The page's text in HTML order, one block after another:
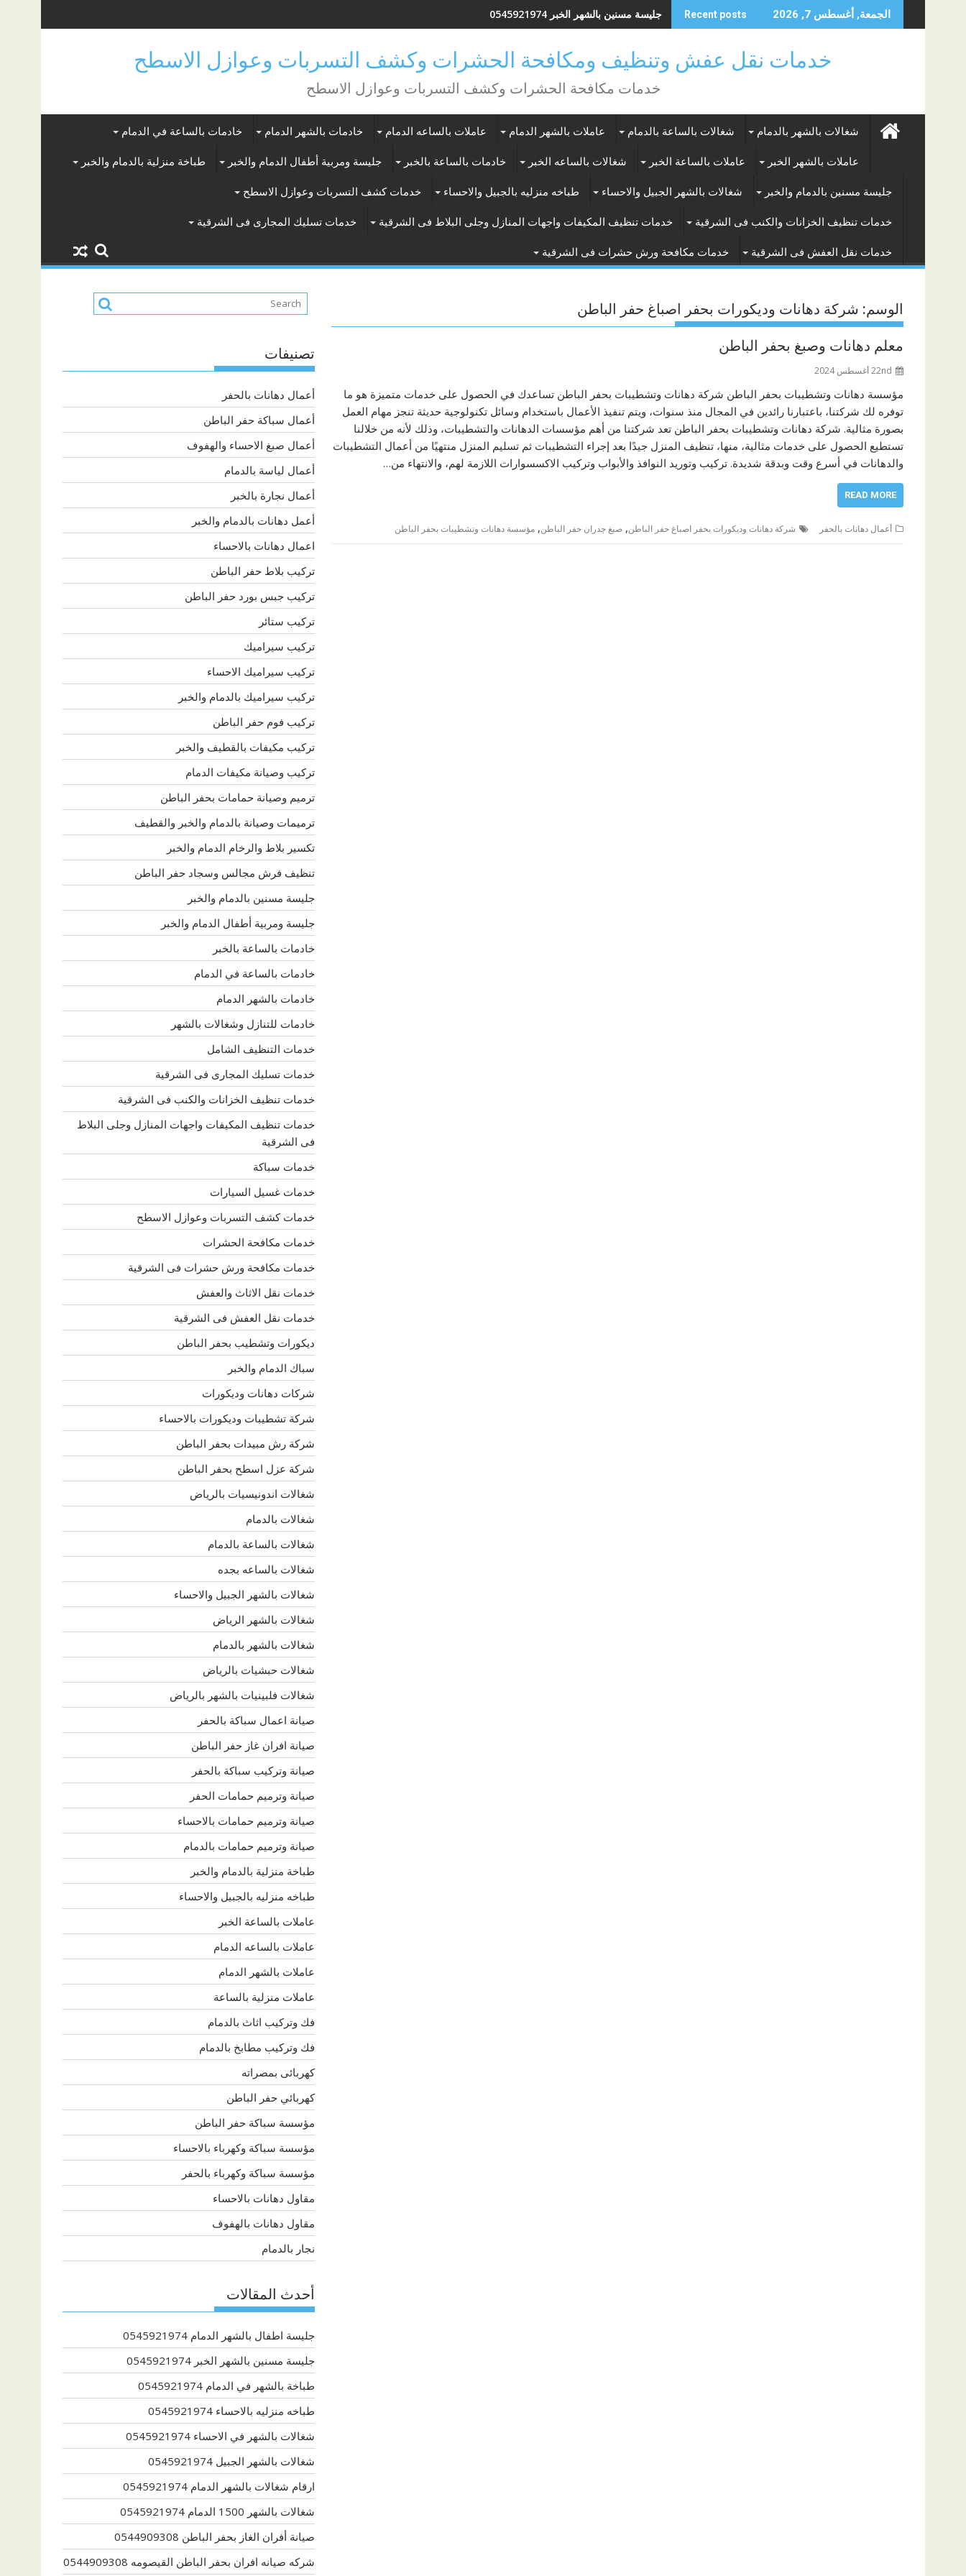
to
الجمعة, أغسطس 7, 2026 Recent posts جليسة مسنين بالشهر الخبر 0545921974
خدمات نقل عفش وتنظيف ومكافحة الحشرات وكشف التسربات وعوازل الاسطح
خدمات مكافحة الحشرات وكشف التسربات وعوازل الاسطح
شغالات بالشهر بالدمام شغالات بالساعة بالدمام عاملات بالشهر الدمام عاملات بالساعه الدمام خادمات بالشهر الدمام خادمات بالساعة في الدمام
عاملات بالشهر الخبر عاملات بالساعة الخبر شغالات بالساعه الخبر خادمات بالساعة بالخبر جليسة ومربية أطفال الدمام والخبر طباخة منزلية بالدمام والخبر
جليسة مسنين بالدمام والخبر شغالات بالشهر الجبيل والاحساء طباخه منزليه بالجبيل والاحساء خدمات كشف التسربات وعوازل الاسطح
خدمات تنظيف الخزانات والكنب فى الشرقية خدمات تنظيف المكيفات واجهات المنازل وجلى البلاط فى الشرقية خدمات تسليك المجارى فى الشرقية
خدمات نقل العفش فى الشرقية خدمات مكافحة ورش حشرات فى الشرقية
الوسم: شركة دهانات وديكورات بحفر اصباغ حفر الباطن
معلم دهانات وصبغ بحفر الباطن
22nd أغسطس 2024
مؤسسة دهانات وتشطيبات بحفر الباطن شركة دهانات وتشطيبات بحفر الباطن تساعدك في الحصول على خدمات متميزة هو ما
توفره لك شركتنا، باعتبارنا رائدين في المجال منذ سنوات، ويتم تنفيذ الأعمال باستخدام وسائل تكنولوجية حديثة تنجز مهام العمل
بصورة مثالية. شركة دهانات وتشطيبات بحفر الباطن تعد شركتنا من أهم مؤسسات الدهانات والتشطيبات، وذلك لأنه من خلالنا
تستطيع الحصول على خدمات مثالية، منها، تنظيف المنزل جيدًا بعد إجراء التشطيبات ثم تسليم المنزل منتهيًا من أعمال التشطيبات
والدهانات في أسرع وقت وبدقة شديدة. تركيب وتوريد النوافذ والأبواب وتركيب الاكسسوارات اللازمة لهم، والانتهاء من…
READ MORE
أعمال دهانات بالحفر شركة دهانات وديكورات بحفر اصباغ حفر الباطن, صبغ جدران حفر الباطن, مؤسسة دهانات وتشطيبات بحفر الباطن
تصنيفات
أعمال دهانات بالحفر
أعمال سباكة حفر الباطن
أعمال صبغ الاحساء والهفوف
أعمال لياسة بالدمام
أعمال نجارة بالخبر
أعمل دهانات بالدمام والخبر
اعمال دهانات بالاحساء
تركيب بلاط حفر الباطن
تركيب جبس بورد حفر الباطن
تركيب ستائر
تركيب سيراميك
تركيب سيراميك الاحساء
تركيب سيراميك بالدمام والخبر
تركيب فوم حفر الباطن
تركيب مكيفات بالقطيف والخبر
تركيب وصيانة مكيفات الدمام
ترميم وصيانة حمامات بحفر الباطن
ترميمات وصيانة بالدمام والخبر والقطيف
تكسير بلاط والرخام الدمام والخبر
تنظيف فرش مجالس وسجاد حفر الباطن
جليسة مسنين بالدمام والخبر
جليسة ومربية أطفال الدمام والخبر
خادمات بالساعة بالخبر
خادمات بالساعة في الدمام
خادمات بالشهر الدمام
خادمات للتنازل وشغالات بالشهر
خدمات التنظيف الشامل
خدمات تسليك المجارى فى الشرقية
خدمات تنظيف الخزانات والكنب فى الشرقية
خدمات تنظيف المكيفات واجهات المنازل وجلى البلاط
فى الشرقية
خدمات سباكة
خدمات غسيل السيارات
خدمات كشف التسربات وعوازل الاسطح
خدمات مكافحة الحشرات
خدمات مكافحة ورش حشرات فى الشرقية
خدمات نقل الاثاث والعفش
خدمات نقل العفش فى الشرقية
ديكورات وتشطيب بحفر الباطن
سباك الدمام والخبر
شركات دهانات وديكورات
شركة تشطيبات وديكورات بالاحساء
شركة رش مبيدات بحفر الباطن
شركة عزل اسطح بحفر الباطن
شغالات اندونيسيات بالرياض
شغالات بالدمام
شغالات بالساعة بالدمام
شغالات بالساعه بجده
شغالات بالشهر الجبيل والاحساء
شغالات بالشهر الرياض
شغالات بالشهر بالدمام
شغالات حبشيات بالرياض
شغالات فلبينيات بالشهر بالرياض
صيانة اعمال سباكة بالحفر
صيانة افران غاز حفر الباطن
صيانة وتركيب سباكة بالحفر
صيانة وترميم حمامات الحفر
صيانة وترميم حمامات بالاحساء
صيانة وترميم حمامات بالدمام
طباخة منزلية بالدمام والخبر
طباخه منزليه بالجبيل والاحساء
عاملات بالساعة الخبر
عاملات بالساعه الدمام
عاملات بالشهر الدمام
عاملات منزلية بالساعة
فك وتركيب اثاث بالدمام
فك وتركيب مطابخ بالدمام
كهربائى بمصراته
كهربائي حفر الباطن
مؤسسة سباكة حفر الباطن
مؤسسة سباكة وكهرباء بالاحساء
مؤسسة سباكة وكهرباء بالحفر
مقاول دهانات بالاحساء
مقاول دهانات بالهفوف
نجار بالدمام
أحدث المقالات
جليسة اطفال بالشهر الدمام 0545921974
جليسة مسنين بالشهر الخبر 0545921974
طباخة بالشهر في الدمام 0545921974
طباخه منزليه بالاحساء 0545921974
شغالات بالشهر في الاحساء 0545921974
شغالات بالشهر الجبيل 0545921974
ارقام شغالات بالشهر الدمام 0545921974
شغالات بالشهر 1500 الدمام 0545921974
صيانة أفران الغاز بحفر الباطن 0544909308
شركه صيانه افران بحفر الباطن القيصومه 0544909308